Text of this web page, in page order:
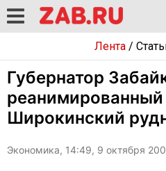
Лента/
Губернатор
Широкинский
Экономика, 14:49, 9 октября